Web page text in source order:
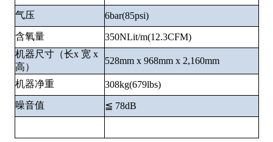
气压
6bar(85psi)
含氧量
350NLit/m(12.3CFM)
机器尺⼨（长x 宽 x
⾼）
528mm x 968mm x 2,160mm
机器净重
308kg(679lbs)
噪⾳值
≦ 78dB